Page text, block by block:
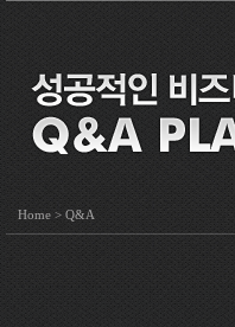
Home > Q&A